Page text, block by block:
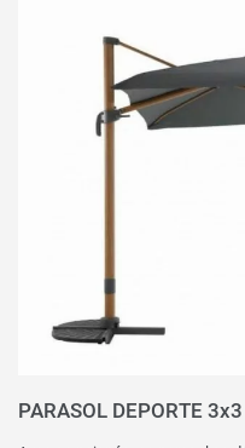
PARASOL DEPORTE